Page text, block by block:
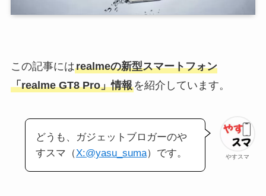
この記事にはrealmeの新型スマートフォン
「realme GT8 Pro」情報を紹介しています。
やすスマ
どうも、ガジェットブロガーのや
すスマ（X:@yasu_suma）です。